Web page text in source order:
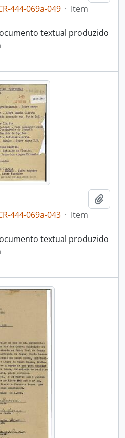
444-069a-049 · Item
textual produzido
444-069a-043 · Item
textual produzido